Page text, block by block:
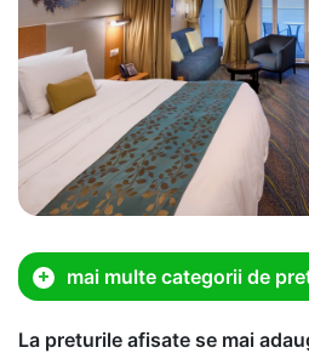
mai multe categorii de
La preturile afisate se mai